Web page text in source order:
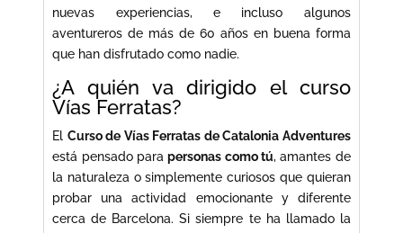
nuevas experiencias, e incluso algunos
aventureros de más de 60 años en buena forma
que han disfrutado como nadie.
¿A quién va dirigido el curso
Vías Ferratas?
El Curso de Vías Ferratas de Catalonia Adventures
está pensado parapersonas como tú, amantes de
la naturaleza o simplemente curiosos que quieran
probar una actividad emocionante y diferente
cerca de Barcelona. Si siempre te ha llamado la